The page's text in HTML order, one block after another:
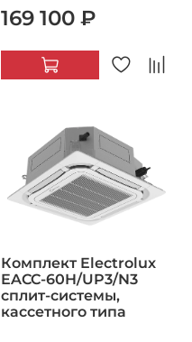
169 100 ₽
Комплект Electrolux
EACC-60H/UP3/N3
сплит-системы,
кассетного типа